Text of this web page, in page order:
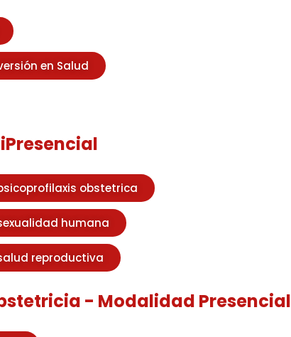
en Salud
obstetrica
humana
reproductiva
- Modalidad Presencial